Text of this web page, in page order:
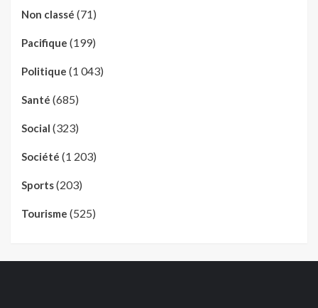
Non classé (71)
Pacifique (199)
Politique (1 043)
Santé (685)
Social (323)
Société (1 203)
Sports(203)
Tourisme (525)